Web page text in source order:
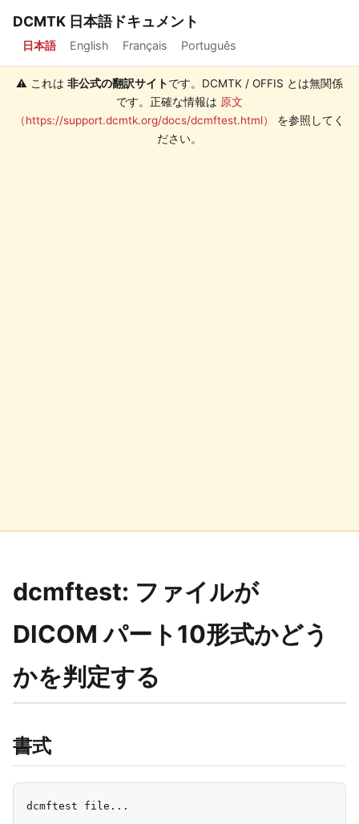
DCMTK 日本語ドキュメント
日本語 English Français Português
⚠️ これは 非公式の翻訳サイトです。DCMTK / OFFIS とは無関係
です。正確な情報は 原文
（https://support.dcmtk.org/docs/dcmftest.html）
を参照してく
ださい。
dcmftest: ファイルが
DICOM パート10形式かどう
かを判定する
書式